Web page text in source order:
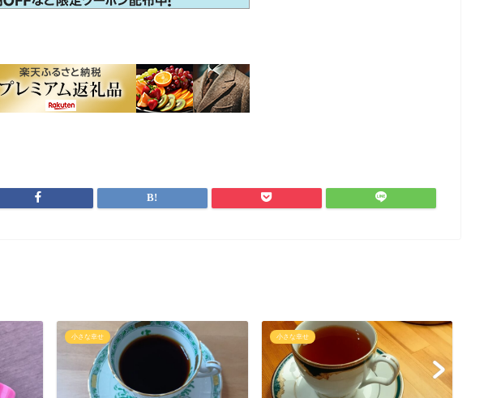
小さな幸せ 小さな幸せ